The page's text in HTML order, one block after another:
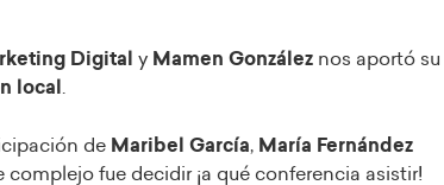
Digital y Mamen González nos aportó su
local
de Maribel García, María Fernández
complejo fue decidir ¡a qué conferencia asistir!